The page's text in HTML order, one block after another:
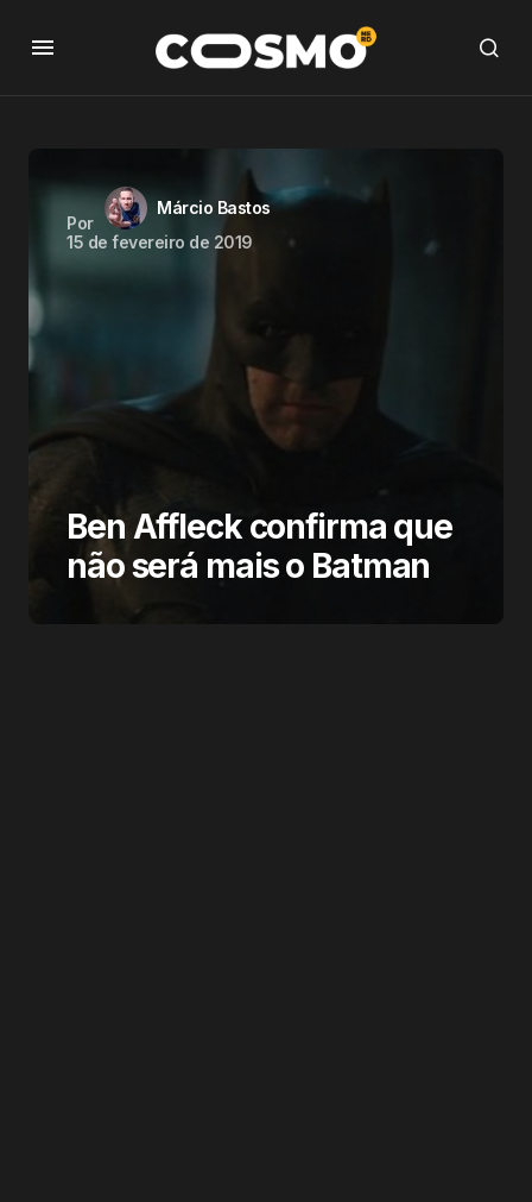
Por
Márcio Bastos
15 de fevereiro de 2019
Ben Affleck confirma que
não será mais o Batman